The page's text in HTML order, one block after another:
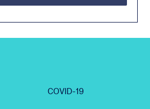
COVID-19